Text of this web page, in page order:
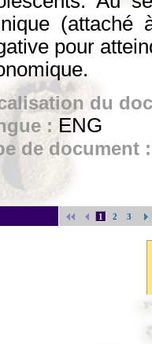
(attaché
pour
du
: ENG
de document
1 2 3